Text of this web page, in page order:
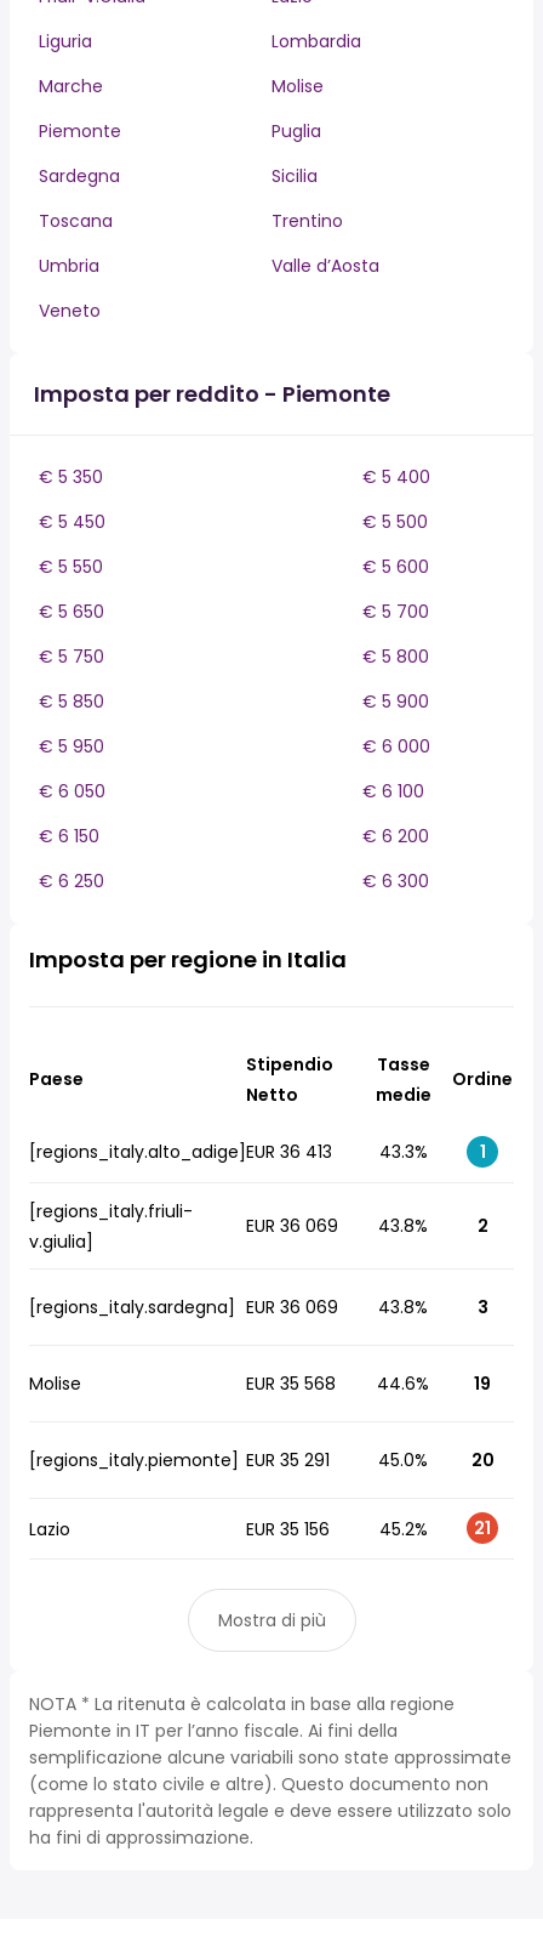
Liguria
Lombardia
Marche
Molise
Piemonte
Puglia
Sardegna
Sicilia
Toscana
Trentino
Umbria
Valle d’Aosta
Veneto
Imposta per reddito - Piemonte
€ 5 350
€ 5 400
€ 5 450
€ 5 500
€ 5 550
€ 5 600
€ 5 650
€ 5 700
€ 5 750
€ 5 800
€ 5 850
€ 5 900
€ 5 950
€ 6 000
€ 6 050
€ 6 100
€ 6 150
€ 6 200
€ 6 250
€ 6 300
Imposta per regione in Italia
Paese
Stipendio
Netto
Tasse
medie
Ordine
[regions_italy.alto_adige]EUR 36 413 43.3% 1
[regions_italy.friuli-
v.giulia]
EUR 36 069 43.8% 2
[regions_italy.sardegna] EUR 36 069 43.8% 3
Molise EUR 35 568 44.6% 19
[regions_italy.piemonte] EUR 35 291 45.0% 20
Lazio EUR 35 156 45.2% 21
Mostra di più
NOTA * La ritenuta è calcolata in base alla regione
Piemonte in IT per l’anno fiscale. Ai fini della
semplificazione alcune variabili sono state approssimate
(come lo stato civile e altre). Questo documento non
rappresenta l'autorità legale e deve essere utilizzato solo
ha fini di approssimazione.